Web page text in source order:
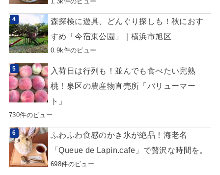
森探検に遊具、どんぐり探しも！秋におす
すめ「今宿東公園」｜横浜市旭区
0.9k件のビュー
入荷日は行列も！並んでも食べたい完熟
桃！泉区の農産物直売所「バリューマー
ト」
730件のビュー
ふわふわ食感のかき氷が絶品！海老名
「Queue de Lapin.cafe」で贅沢な時間を。
698件のビュー